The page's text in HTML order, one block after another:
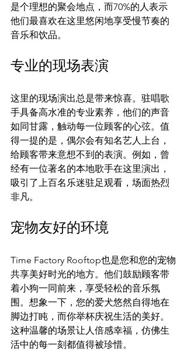
是个理想的聚会地点，而70%的人表示
他们最喜欢在这里悠闲地享受慢节奏的
音乐和饮品。
专业的现场表演
这里的现场演出总是带来惊喜。驻唱歌
手具备高水准的专业素养，他们的声音
如同甘露，触动每一位顾客的心弦。值
得一提的是，偶尔会有知名艺人上台，
给顾客带来意想不到的表演。例如，曾
经有一位著名的本地歌手在这里演出，
吸引了上百名乐迷驻足观看，场面热烈
非凡。
宠物友好的环境
Time Factory Rooftop也是您和您的宠物
共享美好时光的地方。他们鼓励顾客带
着小狗一同前来，享受轻松的音乐氛
围。想象一下，您的爱犬悠然自得地在
脚边打盹，而你举杯庆祝生活的美好。
这种温馨的场景让人倍感幸福，仿佛生
活中的每一刻都值得被珍惜。